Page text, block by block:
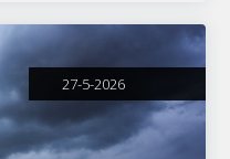
27-5-2026